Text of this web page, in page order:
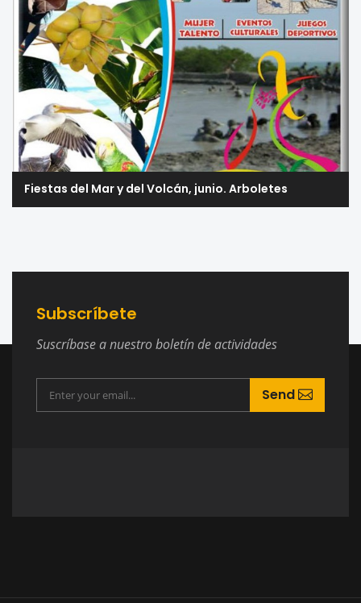
Fiestas del Mar y del Volcán, junio. Arboletes
Subscríbete
Suscríbase a nuestro boletín de actividades
Send